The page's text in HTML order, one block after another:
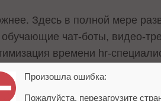
Здесь в полной мере
чат-боты, видео-
времени hr-
приходится дольше
машина еще не научилась
Произошла ошибка:
Пожалуйста, перезагрузите